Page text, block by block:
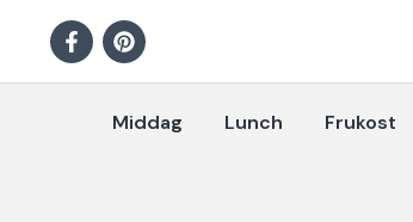
Middag Lunch Frukost